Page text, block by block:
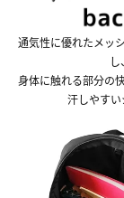
通気性に優れたメッ
身体に触れる部分の
汗しやすい